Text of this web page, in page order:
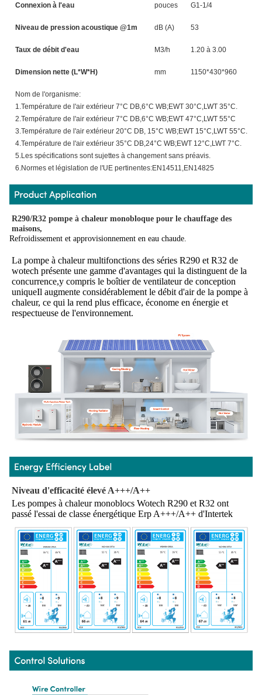
Connexion à l'eau pouces G1-1/4
Niveau de pression acoustique @1m dB (A) 53
Taux de débit d'eau M3/h 1.20 à 3.00
Dimension nette (L*W*H) mm 1150*430*960
Nom de l'organisme:
1.Température de l'air extérieur 7°C DB,6°C WB;EWT 30°C,LWT 35°C.
2.Température de l'air extérieur 7°C DB,6°C WB;EWT 47°C,LWT 55°C
3.Température de l'air extérieur 20°C DB, 15°C WB;EWT 15°C,LWT 55°C.
4.Température de l'air extérieur 35°C DB,24°C WB;EWT 12°C,LWT 7°C.
5.Les spécifications sont sujettes à changement sans préavis.
6.Normes et législation de l'UE pertinentes:EN14511,EN14825
R290/R32 pompe à chaleur monobloque pour le chauffage des
maisons,
Refroidissement et approvisionnement en eau chaude.
La pompe à chaleur multifonctions des séries R290 et R32 de
wotech présente une gamme d'avantages qui la distinguent de la
concurrence,y compris le boîtier de ventilateur de conception
uniqueIl augmente considérablement le débit d'air de la pompe à
chaleur, ce qui la rend plus efficace, économe en énergie et
respectueuse de l'environnement.
Niveau d'efficacité élevé A+++/A++
Les pompes à chaleur monoblocs Wotech R290 et R32 ont
passé l'essai de classe énergétique Erp A+++/A++ d'Intertek